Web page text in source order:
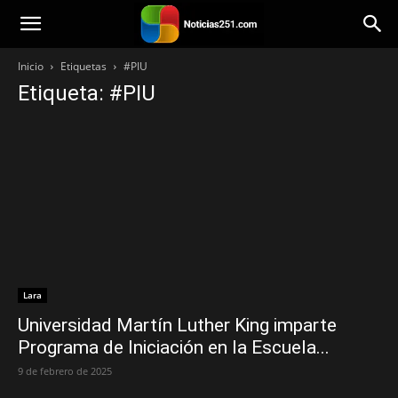
Noticias251
Inicio Etiquetas #PIU
Etiqueta: #PIU
Lara
Universidad Martín Luther King imparte
Programa de Iniciación en la Escuela...
9 de febrero de 2025